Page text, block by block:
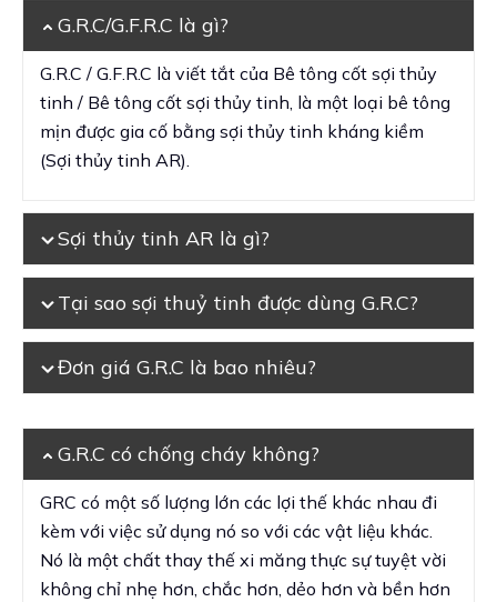
G.R.C/G.F.R.C là gì?
G.R.C / G.F.R.C là viết tắt của Bê tông cốt sợi thủy
tinh / Bê tông cốt sợi thủy tinh, là một loại bê tông
mịn được gia cố bằng sợi thủy tinh kháng kiềm
(Sợi thủy tinh AR).
Sợi thủy tinh AR là gì?
Tại sao sợi thuỷ tinh được dùng G.R.C?
Đơn giá G.R.C là bao nhiêu?
G.R.C có chống cháy không?
GRC có một số lượng lớn các lợi thế khác nhau đi
kèm với việc sử dụng nó so với các vật liệu khác.
Nó là một chất thay thế xi măng thực sự tuyệt vời
không chỉ nhẹ hơn, chắc hơn, dẻo hơn và bền hơn